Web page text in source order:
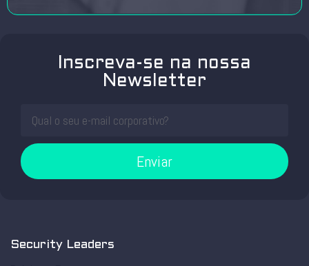
Inscreva-se na nossa
Newsletter
Enviar
Security Leaders